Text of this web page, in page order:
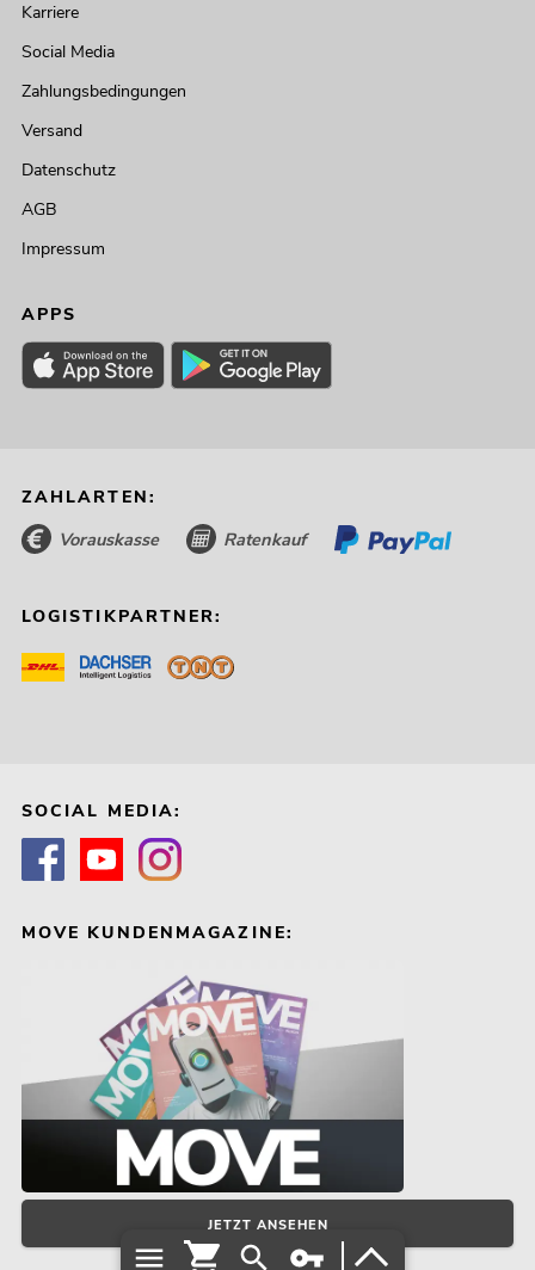
Karriere
Social Media
Zahlungsbedingungen
Versand
Datenschutz
AGB
Impressum
APPS
ZAHLARTEN:
Vorauskasse Ratenkauf
LOGISTIKPARTNER:
SOCIAL MEDIA:
MOVE KUNDENMAGAZINE:
JETZT ANSEHEN